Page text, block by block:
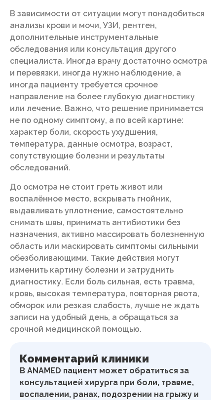
В зависимости от ситуации могут понадобиться
анализы крови и мочи, УЗИ, рентген,
дополнительные инструментальные
обследования или консультация другого
специалиста. Иногда врачу достаточно осмотра
и перевязки, иногда нужно наблюдение, а
иногда пациенту требуется срочное
направление на более глубокую диагностику
или лечение. Важно, что решение принимается
не по одному симптому, а по всей картине:
характер боли, скорость ухудшения,
температура, данные осмотра, возраст,
сопутствующие болезни и результаты
обследований.
До осмотра не стоит греть живот или
воспалённое место, вскрывать гнойник,
выдавливать уплотнение, самостоятельно
снимать швы, принимать антибиотики без
назначения, активно массировать болезненную
область или маскировать симптомы сильными
обезболивающими. Такие действия могут
изменить картину болезни и затруднить
диагностику. Если боль сильная, есть травма,
кровь, высокая температура, повторная рвота,
обморок или резкая слабость, лучше не ждать
записи на удобный день, а обращаться за
срочной медицинской помощью.
Комментарий клиники
В ANAMED пациент может обратиться за
консультацией хирурга при боли, травме,
воспалении, ранах, подозрении на грыжу и